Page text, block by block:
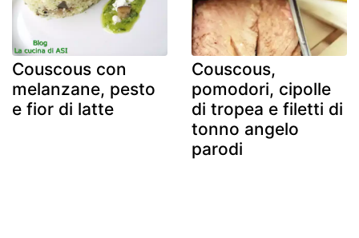
Couscous con
melanzane, pesto
e fior di latte
Couscous,
pomodori, cipolle
di tropea e filetti di
tonno angelo
parodi